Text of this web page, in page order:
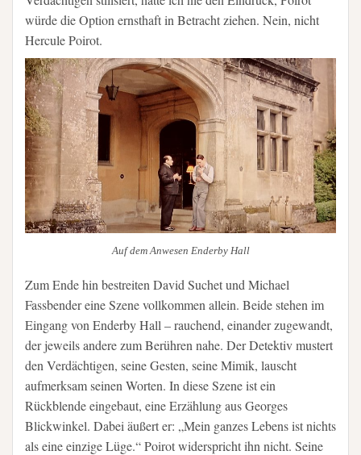
würde die Option ernsthaft in Betracht ziehen. Nein, nicht
Hercule Poirot.
Auf dem Anwesen Enderby Hall
Zum Ende hin bestreiten David Suchet und Michael
Fassbender eine Szene vollkommen allein. Beide stehen im
Eingang von Enderby Hall – rauchend, einander zugewandt,
der jeweils andere zum Berühren nahe. Der Detektiv mustert
den Verdächtigen, seine Gesten, seine Mimik, lauscht
aufmerksam seinen Worten. In diese Szene ist ein
Rückblende eingebaut, eine Erzählung aus Georges
Blickwinkel. Dabei äußert er: „Mein ganzes Lebens ist nichts
als eine einzige Lüge.“ Poirot widerspricht ihn nicht. Seine